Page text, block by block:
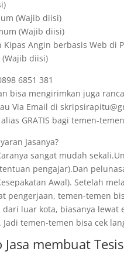
(Wajib diisi)
(Wajib diisi)
Kipas Angin berbasis Web di
(Wajib diisi)
6851 381
bisa mengirimkan juga
Via Email di
GRATIS bagi temen-
Jasanya?
sangat mudah
pengajar).Dan
Awal). Setelah
pengerjaan, temen-temen
luar kota, biasanya
temen-temen bisa cek
Jasa membuat